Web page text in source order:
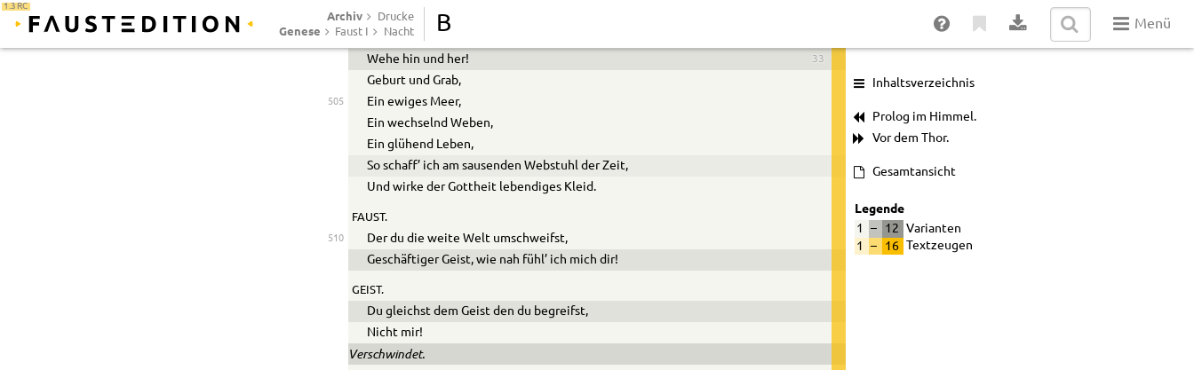
1.3 RC
Archiv Drucke
Genese Faust I Nacht B Menü
In Lebensfluthen, im Thatensturm
Wall’ ich auf und ab,
33
Wehe hin und her!
Geburt und Grab,
505
Ein ewiges Meer,
Ein wechselnd Weben,
Ein glühend Leben,
So schaff’ ich am sausenden Webstuhl der Zeit,
Und wirke der Gottheit lebendiges Kleid.
FAUST.
510
Der du die weite Welt umschweifst,
Geschäftiger Geist, wie nah fühl’ ich mich dir!
GEIST.
Du gleichst dem Geist den du begreifst,
Nicht mir!
Verschwindet.
Inhaltsverzeichnis
Prolog im Himmel.
Vor dem Thor.
Gesamtansicht
Legende
1 – 12
Varianten
1
– 16 Textzeugen